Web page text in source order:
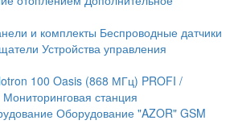
и комплекты Беспроводные датчики
Устройства управления
100 Oasis (868 МГц) PROFI /
Мониторинговая станция
Оборудование "AZOR" GSM